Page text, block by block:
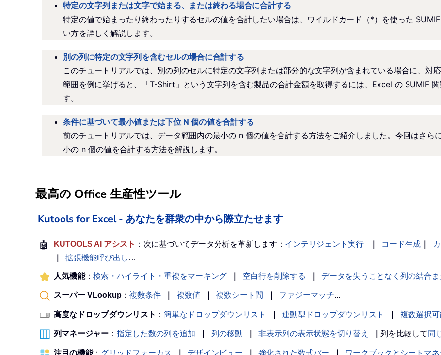
特定の文字列または文字で始まる、または終わる場合に合計する
特定の値で始まったり終わったりするセルの値を合計したい場合は、ワイルドカード（*）を使った
い方を詳しく解説します。
別の列に特定の文字列を含むセルの場合に合計する
このチュートリアルでは、別の列のセルに特定の文字列または部分的な文字列が含まれている場合に、対
範囲を例に挙げると、「T-Shirt」という文字列を含む製品の合計金額を取得するには、Excel の SUMIF
す。
条件に基づいて最小値または下位 N 個の値を合計する
前のチュートリアルでは、データ範囲内の最小の n 個の値を合計する方法をご紹介しました。今回はさら
小の n 個の値を合計する方法を解説します。
最高の Office 生産性ツール
Kutools for Excel - あなたを群衆の中から際立たせます
🤖 KUTOOLS AI アシスト ：次に基づいてデータ分析を革新します： インテリジェント実行 コード生成
拡張機能呼び出し …
人気機能： 検索・ハイライト・重複をマーキング 空白行を削除する データを失うことなく列の結合
スーパー VLookup ： 複数条件 複数値 複数シート間 ファジーマッチ...
高度なドロップダウンリスト ： 簡単なドロップダウンリスト 連動型ドロップダウンリスト 複数選択
列マネージャー ： 指定した数の列を追加 列の移動 非表示列の表示状態を切り替え 列を比較して 同
注目の機能： グリッドフォーカス デザインビュー 強化された数式バー ワークブックとシートマ